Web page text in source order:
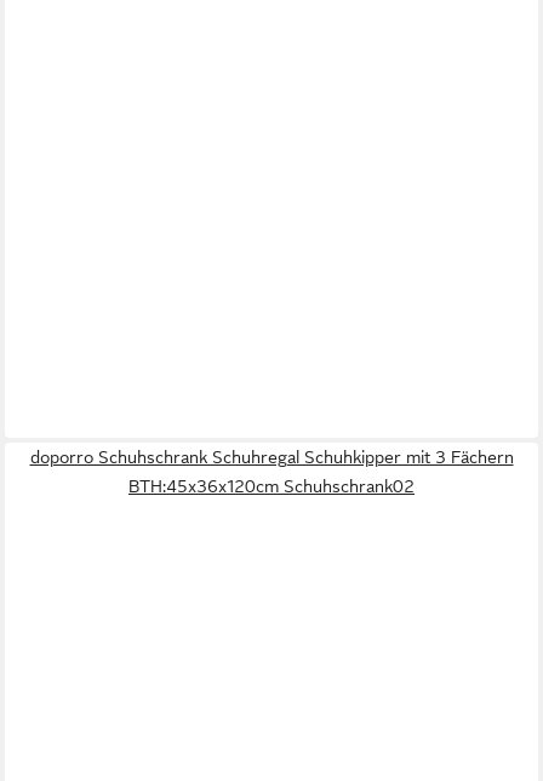
doporro Schuhschrank Schuhregal Schuhkipper mit 3 Fächern
BTH:45x36x120cm Schuhschrank02